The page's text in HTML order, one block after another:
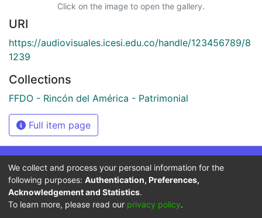
Click on the image to open the gallery.
URI
https://audiovisuales.icesi.edu.co/handle/123456789/8
1239
Collections
FFDO - Rincón del América - Patrimonial
Full item page
Síguenos
We collect and process your personal information for the
following purposes: Authentication, Preferences,
Acknowledgement and Statistics.
To learn more, please read our privacy policy.